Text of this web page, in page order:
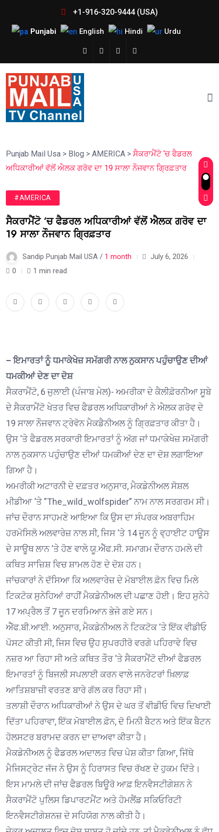
+1-916-320-9444 (USA)
Punjabi English Hindi Urdu
Punjab Mail Usa > Blog > AMERICA > ਸੈਕਰਾਮੈਂਟੋ ‘ਚ ਫੈਡਰਲ
ਅਧਿਕਾਰੀਆਂ ਵੱਲੋਂ ਐਲਕ ਗਰੋਵ ਦਾ 19 ਸਾਲਾ ਨੌਜਵਾਨ ਗ੍ਰਿਫ਼ਤਾਰ
#AMERICA
ਸੈਕਰਾਮੈਂਟੋ ‘ਚ ਫੈਡਰਲ ਅਧਿਕਾਰੀਆਂ ਵੱਲੋਂ ਐਲਕ ਗਰੋਵ ਦਾ
19 ਸਾਲਾ ਨੌਜਵਾਨ ਗ੍ਰਿਫ਼ਤਾਰ
Sandip Punjab Mail USA / 1 month
July 6, 2026
0
1 min read
– ਇਮਾਰਤਾਂ ਨੂੰ ਧਮਾਕੇਖੇਜ਼ ਸਮੱਗਰੀ ਨਾਲ ਨੁਕਸਾਨ ਪਹੁੰਚਾਉਣ ਦੀਆਂ
ਧਮਕੀਆਂ ਦੇਣ ਦਾ ਦੋਸ਼
ਸੈਕਰਾਮੈਂਟੋ, 6 ਜੁਲਾਈ (ਪੰਜਾਬ ਮੇਲ)- ਅਮਰੀਕਾ ਦੇ ਕੈਲੀਫ਼ੋਰਨੀਆ ਸੂਬੇ
ਦੇ ਸੈਕਰਾਮੈਂਟੋ ਖੇਤਰ ਵਿਚ ਫੈਡਰਲ ਅਧਿਕਾਰੀਆਂ ਨੇ ਐਲਕ ਗਰੋਵ ਦੇ
19 ਸਾਲਾ ਨੌਜਵਾਨ ਟ੍ਰੇਵੋਨ ਮੈਕਡੈਨੀਅਲ ਨੂੰ ਗ੍ਰਿਫ਼ਤਾਰ ਕੀਤਾ ਹੈ।
ਉਸ ‘ਤੇ ਫੈਡਰਲ ਸਰਕਾਰੀ ਇਮਾਰਤਾਂ ਨੂੰ ਅੱਗ ਜਾਂ ਧਮਾਕੇਖੇਜ਼ ਸਮੱਗਰੀ
ਨਾਲ ਨੁਕਸਾਨ ਪਹੁੰਚਾਉਣ ਦੀਆਂ ਧਮਕੀਆਂ ਦੇਣ ਦਾ ਦੋਸ਼ ਲਗਾਇਆ
ਗਿਆ ਹੈ।
ਅਮਰੀਕੀ ਅਟਾਰਨੀ ਦੇ ਦਫ਼ਤਰ ਅਨੁਸਾਰ, ਮੈਕਡੇਨੀਅਲ ਸੋਸ਼ਲ
ਮੀਡੀਆ ‘ਤੇ ”The_wild_wolfspider” ਨਾਮ ਨਾਲ ਸਰਗਰਮ ਸੀ।
ਜਾਂਚ ਦੌਰਾਨ ਸਾਹਮਣੇ ਆਇਆ ਕਿ ਉਸ ਦਾ ਸੰਪਰਕ ਅਬਰਾਹਿਮ
ਹਰਮੋਸਿਲੋ ਅਲਵਾਰੇਜ਼ ਨਾਲ ਸੀ, ਜਿਸ ‘ਤੇ 14 ਜੂਨ ਨੂੰ ਵ੍ਹਾਈਟ ਹਾਊਸ
ਦੇ ਸਾਊਥ ਲਾਨ ‘ਤੇ ਹੋਣ ਵਾਲੇ ਯੂ.ਐੱਫ.ਸੀ. ਸਮਾਗਮ ਦੌਰਾਨ ਹਮਲੇ ਦੀ
ਕਥਿਤ ਸਾਜ਼ਿਸ਼ ਵਿਚ ਸ਼ਾਮਲ ਹੋਣ ਦੇ ਦੋਸ਼ ਹਨ।
ਜਾਂਚਕਾਰਾਂ ਨੇ ਦੱਸਿਆ ਕਿ ਅਲਵਾਰੇਜ਼ ਦੇ ਮੋਬਾਈਲ ਫ਼ੋਨ ਵਿਚ ਮਿਲੇ
ਟਿਕਟੋਕ ਸੁਨੇਹਿਆਂ ਰਾਹੀਂ ਮੈਕਡੇਨੀਅਲ ਦੀ ਪਛਾਣ ਹੋਈ। ਇਹ ਸੁਨੇਹੇ
17 ਅਪ੍ਰੈਲ ਤੋਂ 7 ਜੂਨ ਦਰਮਿਆਨ ਭੇਜੇ ਗਏ ਸਨ।
ਐੱਫ.ਬੀ.ਆਈ. ਅਨੁਸਾਰ, ਮੈਕਡੇਨੀਅਲ ਨੇ ਟਿਕਟੋਕ ‘ਤੇ ਇੱਕ ਵੀਡੀਓ
ਪੋਸਟ ਕੀਤੀ ਸੀ, ਜਿਸ ਵਿਚ ਉਹ ਸੁਪਰਹੀਰੋ ਵਰਗੇ ਪਹਿਰਾਵੇ ਵਿਚ
ਨਜ਼ਰ ਆ ਰਿਹਾ ਸੀ ਅਤੇ ਕਥਿਤ ਤੌਰ ‘ਤੇ ਸੈਕਰਾਮੈਂਟੋ ਦੀਆਂ ਫੈਡਰਲ
ਇਮਾਰਤਾਂ ਨੂੰ ਬਿਜਲੀ ਸਪਲਾਈ ਕਰਨ ਵਾਲੇ ਜਨਰੇਟਰਾਂ ਖ਼ਿਲਾਫ਼
ਆਤਿਸ਼ਬਾਜ਼ੀ ਵਰਤਣ ਬਾਰੇ ਗੱਲ ਕਰ ਰਿਹਾ ਸੀ।
ਤਲਾਸ਼ੀ ਦੌਰਾਨ ਅਧਿਕਾਰੀਆਂ ਨੇ ਉਸ ਦੇ ਘਰ ਤੋਂ ਵੀਡੀਓ ਵਿਚ ਦਿਖਾਈ
ਦਿੱਤਾ ਪਹਿਰਾਵਾ, ਇੱਕ ਮੋਬਾਈਲ ਫ਼ੋਨ, ਦੋ ਮਿਨੀ ਬੈਟਨ ਅਤੇ ਇੱਕ ਬੈਟਨ
ਹੋਲਸਟਰ ਬਰਾਮਦ ਕਰਨ ਦਾ ਦਾਅਵਾ ਕੀਤਾ ਹੈ।
ਮੈਕਡੇਨੀਅਲ ਨੂੰ ਫੈਡਰਲ ਅਦਾਲਤ ਵਿਚ ਪੇਸ਼ ਕੀਤਾ ਗਿਆ, ਜਿੱਥੇ
ਮੈਜਿਸਟ੍ਰੇਟ ਜੱਜ ਨੇ ਉਸ ਨੂੰ ਹਿਰਾਸਤ ਵਿਚ ਰੱਖਣ ਦੇ ਹੁਕਮ ਦਿੱਤੇ।
ਇਸ ਮਾਮਲੇ ਦੀ ਜਾਂਚ ਫੈਡਰਲ ਬਿਊਰੋ ਆਫ਼ ਇਨਵੈਸਟੀਗੇਸ਼ਨ ਨੇ
ਸੈਕਰਾਮੈਂਟੋ ਪੁਲਿਸ ਡਿਪਾਰਟਮੈਂਟ ਅਤੇ ਹੋਮਲੈਂਡ ਸਕਿਓਰਿਟੀ
ਇਨਵੈਸਟੀਗੇਸ਼ਨਜ਼ ਦੇ ਸਹਿਯੋਗ ਨਾਲ ਕੀਤੀ ਹੈ।